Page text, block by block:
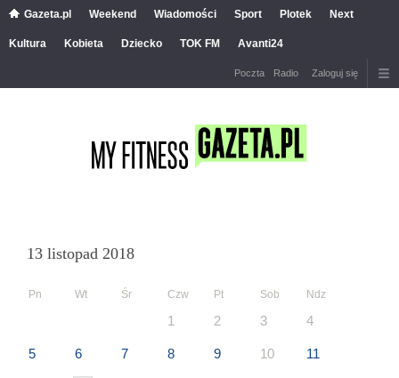
Gazeta.pl Weekend Wiadomości Sport Plotek Next
Kultura Kobieta Dziecko TOK FM Avanti24
Poczta Radio Zaloguj się
13 listopad 2018
Pn Wt Śr Czw Pt Sob Ndz
1 2 3 4
5 6 7 8 9 10 11